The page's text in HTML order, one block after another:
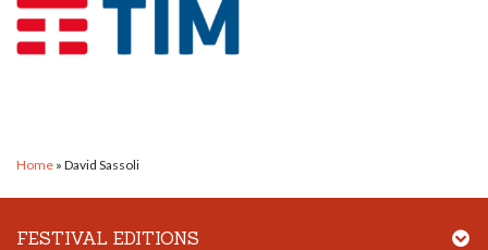
Home » David Sassoli
FESTIVAL EDITIONS